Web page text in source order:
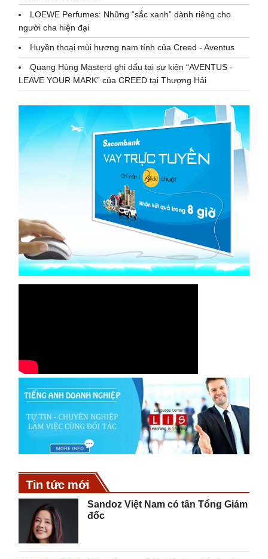
LOEWE Perfumes: Những “sắc xanh” dành riêng cho
người cha hiện đại
Huyền thoại mùi hương nam tính của Creed - Aventus
Quang Hùng Masterd ghi dấu tại sự kiện “AVENTUS -
LEAVE YOUR MARK” của CREED tại Thượng Hải
Tin tức mới
Sandoz Việt Nam có tân Tổng Giám
đốc